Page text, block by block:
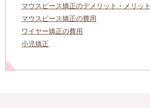
マウスピース矯正のデメリット・メリット
マウスピース矯正の費用
ワイヤー矯正の費用
小児矯正